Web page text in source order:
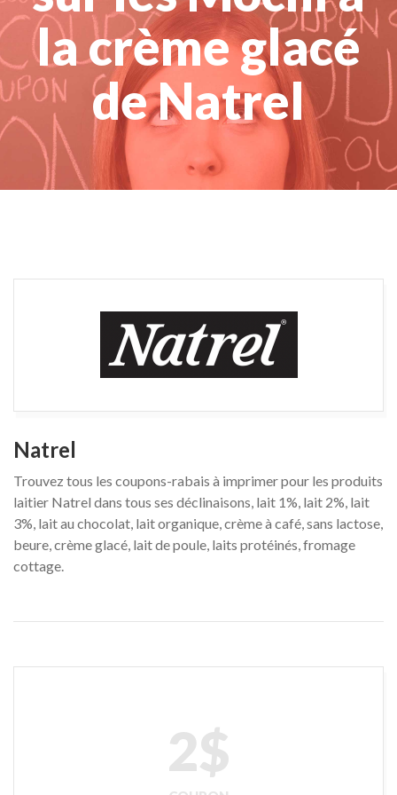
la crème glacé
de Natrel
Natrel
Trouvez tous les coupons-rabais à imprimer pour les produits
laitier Natrel dans tous ses déclinaisons, lait 1%, lait 2%, lait
3%, lait au chocolat, lait organique, crème à café, sans lactose,
beure, crème glacé, lait de poule, laits protéinés, fromage
cottage.
2$